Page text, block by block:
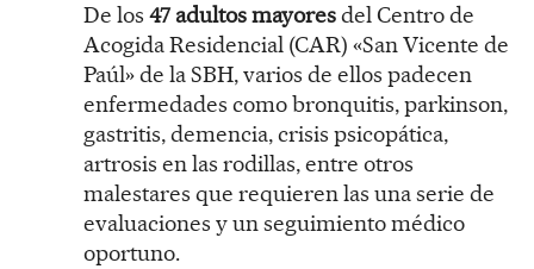
De los 47 adultos mayoresdel Centro de
Acogida Residencial (CAR) «San Vicente de
Paúl» de la SBH, varios de ellos padecen
enfermedades como bronquitis, parkinson,
gastritis, demencia, crisis psicopática,
artrosis en las rodillas, entre otros
malestares que requieren las una serie de
evaluaciones y un seguimiento médico
oportuno.